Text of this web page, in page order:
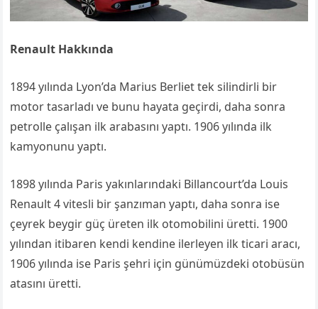
Renault Hakkında
1894 yılında Lyon’da Marius Berliet tek silindirli bir
motor tasarladı ve bunu hayata geçirdi, daha sonra
petrolle çalışan ilk arabasını yaptı. 1906 yılında ilk
kamyonunu yaptı.
1898 yılında Paris yakınlarındaki Billancourt’da Louis
Renault 4 vitesli bir şanzıman yaptı, daha sonra ise
çeyrek beygir güç üreten ilk otomobilini üretti. 1900
yılından itibaren kendi kendine ilerleyen ilk ticari aracı,
1906 yılında ise Paris şehri için günümüzdeki otobüsün
atasını üretti.